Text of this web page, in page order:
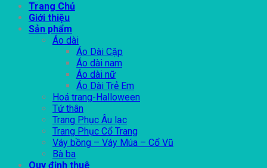
Trang Chủ
Giới thiệu
Sản phẩm
Áo dài
Áo Dài Cặp
Áo dài nam
Áo dài nữ
Áo Dài Trẻ Em
Hoá trang-Halloween
Tứ thân
Trang Phục Âu lạc
Trang Phục Cổ Trang
Váy bồng – Váy Múa – Cổ Vũ
Bà ba
Quy định thuê